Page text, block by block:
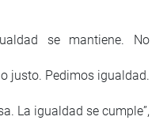
se mantiene. No
justo. Pedimos igualdad.
La igualdad se cumple”,